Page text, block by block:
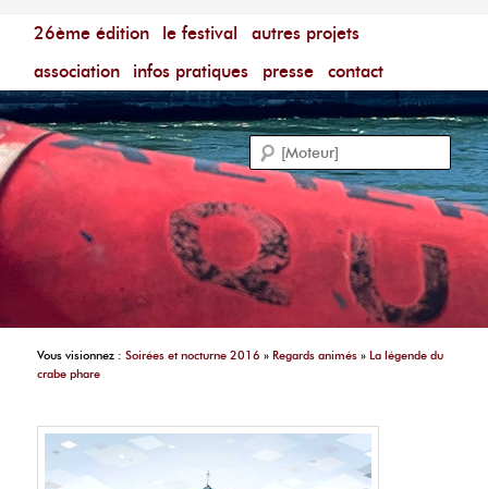
Menu principal
aller au contenu principal
aller au contenu secondaire
26ème édition le festival
autres projets
association
infos pratiques presse contact
Festival du Film Court Francophone – [Un poing c'est
Vous visionnez :Soirées et nocturne 2016 »Regards animés »La légende du
crabe phare